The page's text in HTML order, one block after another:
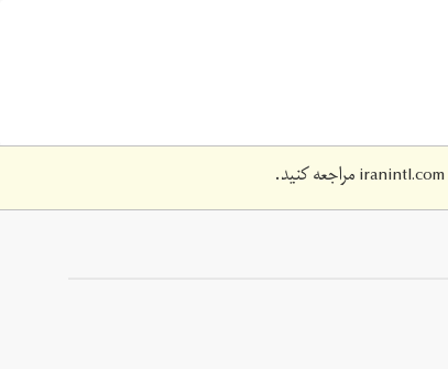
iranintl.comمراجعه کنید.